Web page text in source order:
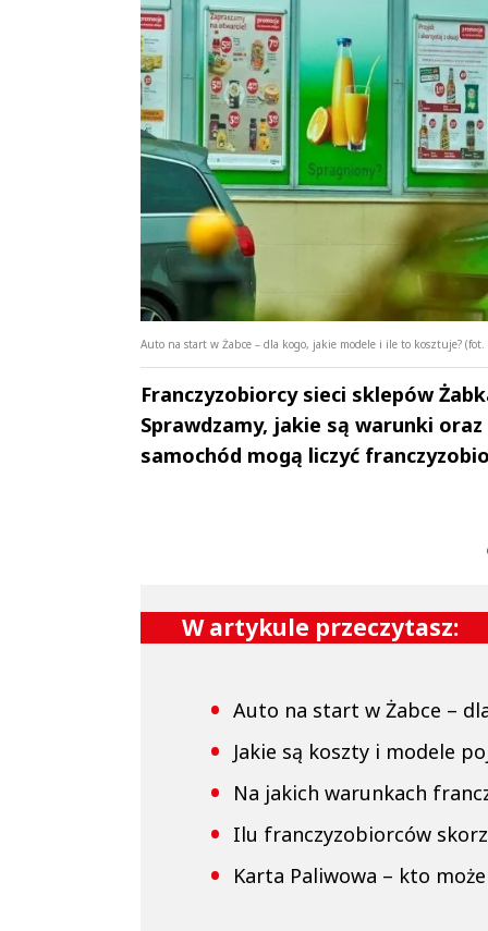
Auto na start w Żabce – dla kogo, jakie modele i ile to kosztuje? (fot.
Franczyzobiorcy sieci sklepów
Sprawdzamy, jakie są warunki
samochód mogą liczyć
W artykule przeczytasz:
Auto na start w Żabce –
Jakie są koszty i modele
Na jakich warunkach
Ilu franczyzobiorców
Karta Paliwowa – kto